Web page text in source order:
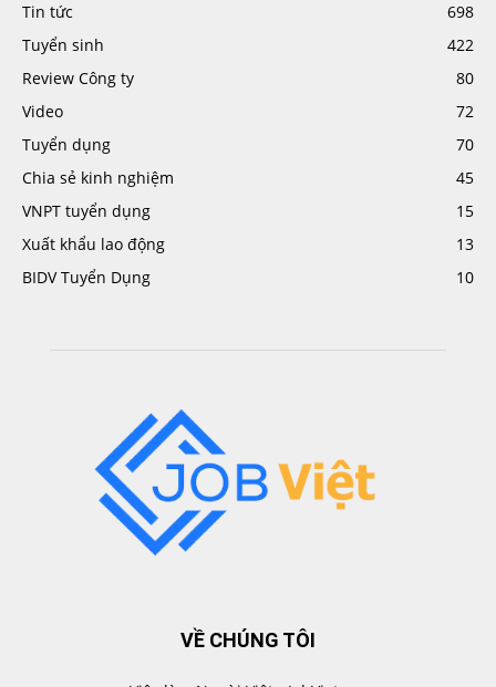
Tin tức
698
Tuyển sinh
422
Review Công ty
80
Video
72
Tuyển dụng
70
Chia sẻ kinh nghiệm
45
VNPT tuyển dụng
15
Xuất khẩu lao động
13
BIDV Tuyển Dụng
10
VỀ CHÚNG TÔI